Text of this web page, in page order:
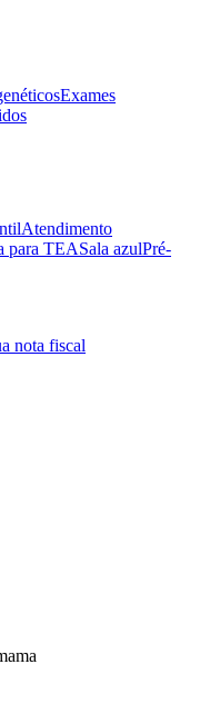
Exames
Atendimento
para TEASala azulPré-
nota fiscal